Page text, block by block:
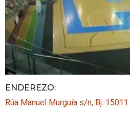
ENDEREZO:
Rúa Manuel Murguía s/n, Bj. 15011